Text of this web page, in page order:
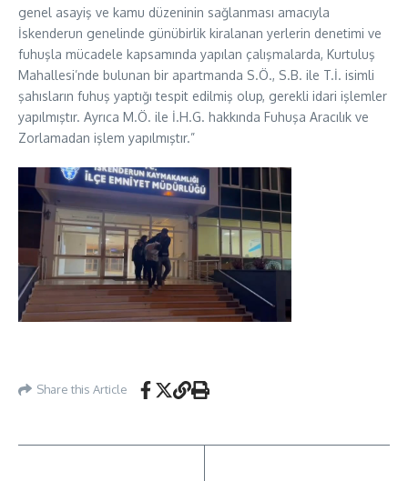
genel asayiş ve kamu düzeninin sağlanması amacıyla
İskenderun genelinde günübirlik kiralanan yerlerin denetimi ve
fuhuşla mücadele kapsamında yapılan çalışmalarda, Kurtuluş
Mahallesi’nde bulunan bir apartmanda S.Ö., S.B. ile T.İ. isimli
şahısların fuhuş yaptığı tespit edilmiş olup, gerekli idari işlemler
yapılmıştır. Ayrıca M.Ö. ile İ.H.G. hakkında Fuhuşa Aracılık ve
Zorlamadan işlem yapılmıştır.”
Share this Article